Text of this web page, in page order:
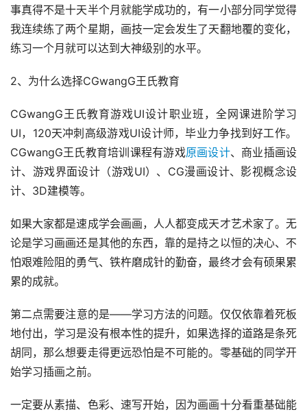
事真得不是十天半个月就能学成功的，有一小部分同学觉得
我连续练了两个星期，画技一定会发生了天翻地覆的变化，
练习一个月就可以达到大神级别的水平。
2、为什么选择CGwangG王氏教育
CGwangG王氏教育游戏UI设计职业班，全网课进阶学习
UI，120天冲刺高级游戏UI设计师，毕业力争找到好工作。
CGwangG王氏教育培训课程有游戏原画设计、商业插画设
计、游戏界面设计（游戏UI）、CG漫画设计、影视概念设
计、3D建模等。
如果大家都是速成学会画画，人人都变成天才艺术家了。无
论是学习画画还是其他的东西，靠的是持之以恒的决心、不
怕艰难险阻的勇气、铁杵磨成针的勤奋，最终才会有硕果累
累的成就。
第二点需要注意的是——学习方法的问题。仅仅依靠着死板
地付出，学习是没有根本性的提升，如果选择的道路是条死
胡同，那么想要走得更远恐怕是不可能的。零基础的同学开
始学习插画之前。
一定要从素描、色彩、速写开始，因为画画十分看重基础能